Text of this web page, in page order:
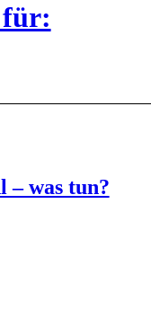
für:
– was tun?